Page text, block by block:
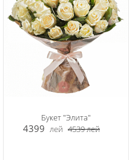
Букет "Элита"
4399 лей 4539лей